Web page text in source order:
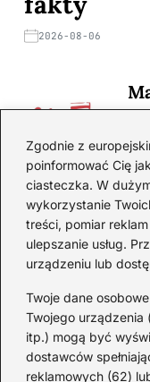
Zgodnie z
poinformować Cię
ciasteczka. W
wykorzystanie
treści, pomiar
ulepszanie usług.
urządzeniu lub
Twoje dane
Twojego
itp.) mogą być
dostawców
reklamowych (62)
2026-08-06
—